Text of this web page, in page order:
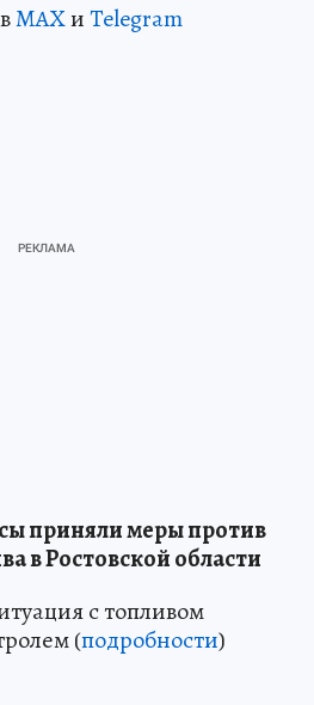
MAXиTelegram
приняли меры против
в Ростовской области
с топливом
(подробности)